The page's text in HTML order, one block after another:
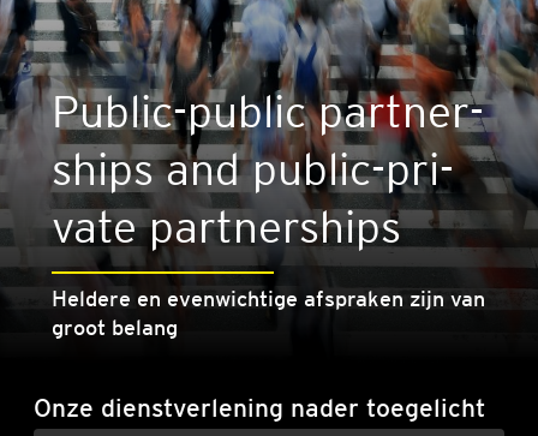
Public-public part­ner­
ships and public-pri­
va­te part­ner­ships
Heldere en evenwichtige afspraken zijn van
groot belang
Onze dienstverlening nader toegelicht